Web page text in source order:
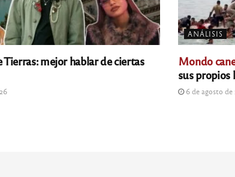
Tierras: mejor hablar de ciertas
ANÁLISIS
Mondo
sus propios
6 de agosto de